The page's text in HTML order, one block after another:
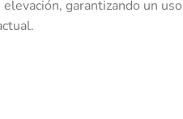
garantizando un